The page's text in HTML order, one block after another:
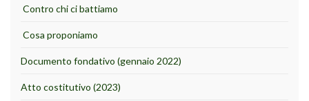
Contro chi ci battiamo
Cosa proponiamo
Documento fondativo (gennaio 2022)
Atto costitutivo (2023)